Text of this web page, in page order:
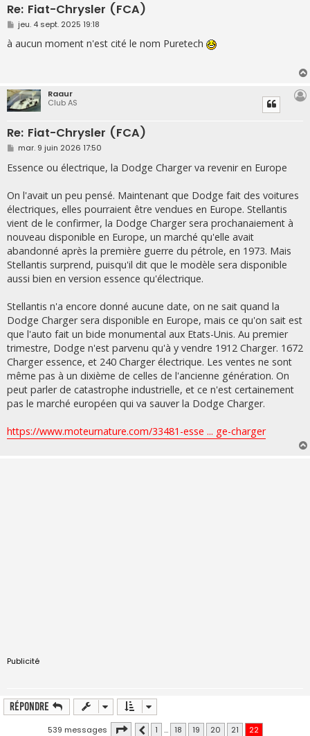
Re: Fiat-Chrysler (FCA)
M
e
s
s
jeu. 4 sept. 2025 19:18
à aucun moment n'est cité le nom Puretech
Raaur
Club AS
Re: Fiat-Chrysler (FCA)
M
s
s
g
e
mar. 9 juin 2026 17:50
Essence ou électrique, la Dodge Charger va revenir en Europe
On l'avait un peu pensé. Maintenant que Dodge fait des voitures
électriques, elles pourraient être vendues en Europe. Stellantis
vient de le confirmer, la Dodge Charger sera prochanaiement à
nouveau disponible en Europe, un marché qu'elle avait
abandonné après la première guerre du pétrole, en 1973. Mais
Stellantis surprend, puisqu'il dit que le modèle sera disponible
aussi bien en version essence qu'électrique.
Stellantis n'a encore donné aucune date, on ne sait quand la
Dodge Charger sera disponible en Europe, mais ce qu'on sait est
que l'auto fait un bide monumental aux Etats-Unis. Au premier
trimestre, Dodge n'est parvenu qu'à y vendre 1912 Charger. 1672
Charger essence, et 240 Charger électrique. Les ventes ne sont
même pas à un dixième de celles de l'ancienne génération. On
peut parler de catastrophe industrielle, et ce n'est certainement
pas le marché européen qui va sauver la Dodge Charger.
https://www.moteurnature.com/33481-esse ... ge-charger
Publicité
Répondre
539 messages Page 22 sur22
Précédente
1 … 18 19 20 21 22